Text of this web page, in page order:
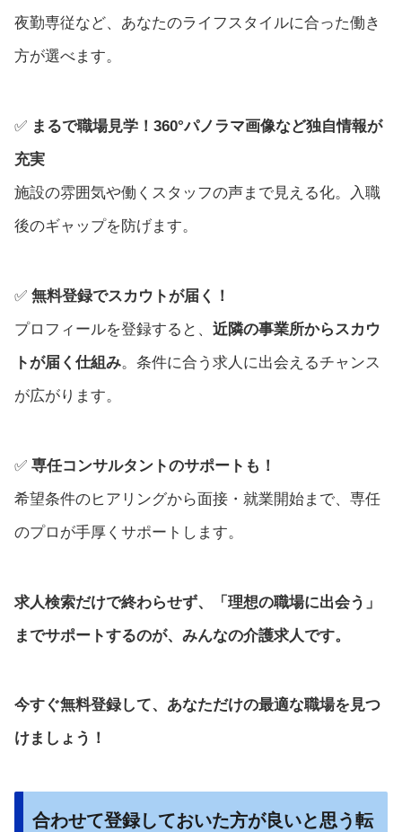
夜勤専従など、あなたのライフスタイルに合った働き
方が選べます。
✅ まるで職場見学！360°パノラマ画像など独自情報が
充実
施設の雰囲気や働くスタッフの声まで見える化。入職
後のギャップを防げます。
✅ 無料登録でスカウトが届く！
プロフィールを登録すると、 近隣の事業所からスカウ
トが届く仕組み。条件に合う求人に出会えるチャンス
が広がります。
✅ 専任コンサルタントのサポートも！
希望条件のヒアリングから面接・就業開始まで、専任
のプロが手厚くサポートします。
求人検索だけで終わらせず、「理想の職場に出会う」
までサポートするのが、みんなの介護求人です。
今すぐ無料登録して、あなただけの最適な職場を見つ
けましょう！
合わせて登録しておいた方が良いと思う転